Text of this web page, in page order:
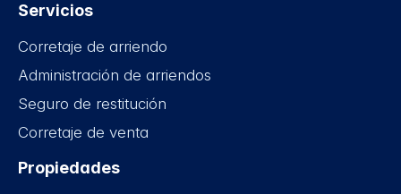
Servicios
Corretaje de arriendo
Administración de arriendos
Seguro de restitución
Corretaje de venta
Propiedades